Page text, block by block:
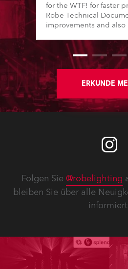
for the WTF! for faster
Robe Technical
improvements and
newsletter.
ERKUNDE
Folgen Sie @robelighting
bleiben Sie über alle